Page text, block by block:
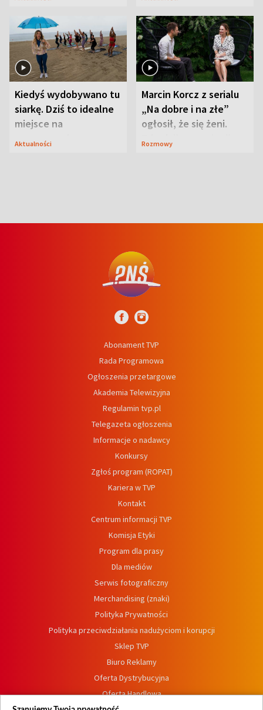
Kiedyś wydobywano tu
siarkę. Dziś to idealne
miejsce na
wypoczynek
Aktualności
Marcin Korcz z serialu
„Na dobre i na złe”
ogłosił, że się żeni.
Zdradził, co zmienił
Rozmowy
Abonament TVP
Rada Programowa
Ogłoszenia przetargowe
Akademia Telewizyjna
Regulamin tvp.pl
Telegazeta ogłoszenia
Informacje o nadawcy
Konkursy
Zgłoś program (ROPAT)
Kariera w TVP
Kontakt
Centrum informacji TVP
Komisja Etyki
Program dla prasy
Dla mediów
Serwis fotograficzny
Merchandising (znaki)
Polityka Prywatności
Polityka przeciwdziałania nadużyciom i korupcji
Sklep TVP
Biuro Reklamy
Oferta Dystrybucyjna
Oferta Handlowa